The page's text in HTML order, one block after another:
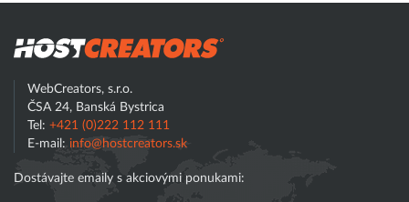
WebCreators, s.r.o.
ČSA 24, Banská Bystrica
Tel: +421 (0)222 112 111
E-mail: info@hostcreators.sk
Dostávajte emaily s akciovými ponukami: